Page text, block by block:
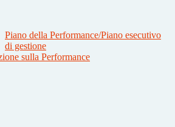
Piano della Performance/Piano esecutivo
di gestione
sulla Performance